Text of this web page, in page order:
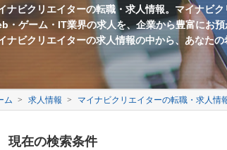
ナビクリエイターの転職・求人情報。マイナビ
・ゲーム・IT業界の求人を、企業から豊富にお
ナビクリエイターの求人情報の中から、あなた
ム 求人情報 マイナビクリエイターの転職・求人情
現在の検索条件
映像クリエイター
サー ゲームディレクター
ー ゲームシナリオライター
完全週休二日制
退職金あり
韓国語を活かす
ード